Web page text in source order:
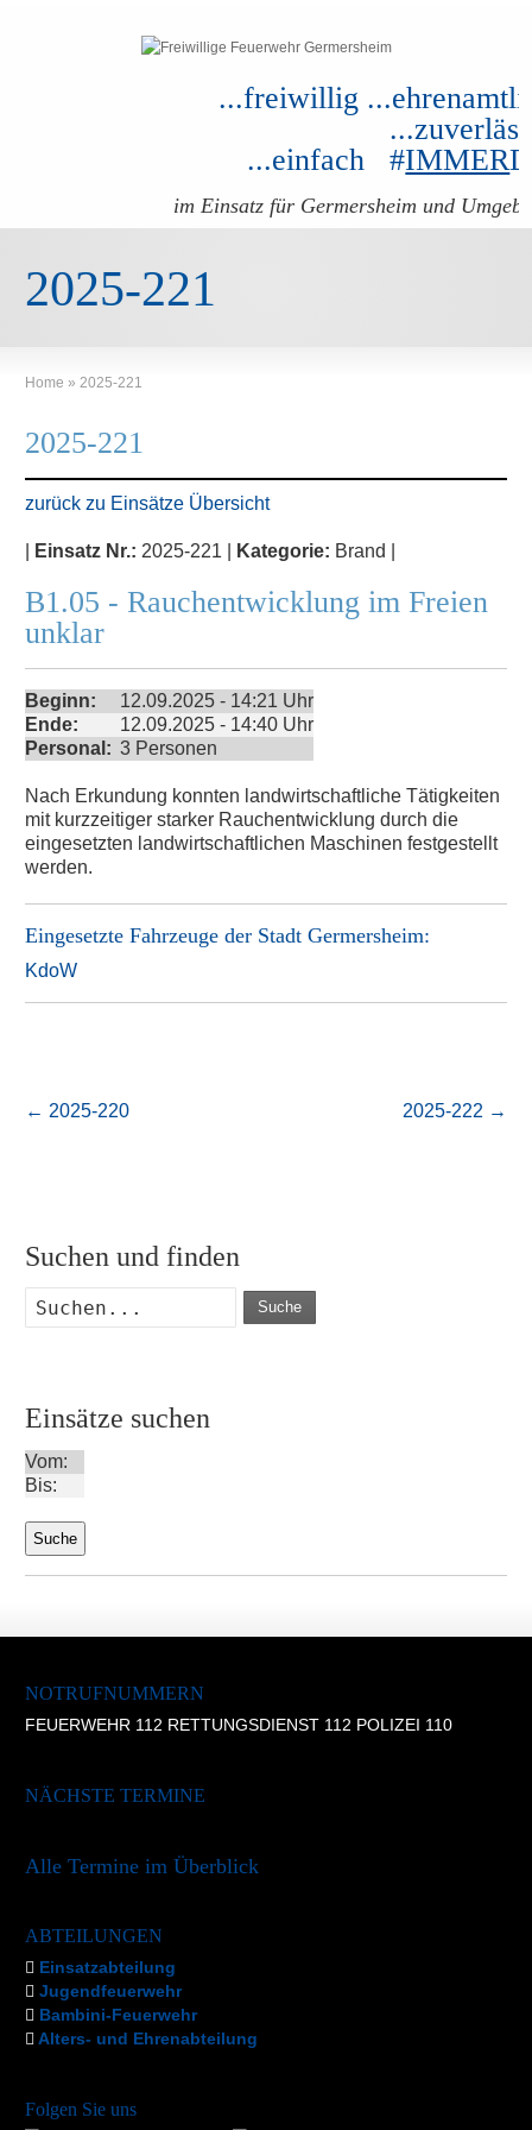
...freiwillig
...einfach #IMMER
im Einsatz für Germersheim und
2025-221
Home » 2025-221
2025-221
zurück zu Einsätze Übersicht
Einsatz Nr.: 2025-221 | Kategorie: Brand |
B1.05 - Rauchentwicklung im Freien
unklar
Beginn:
12.09.2025 - 14:21 Uhr
Ende:
12.09.2025 - 14:40 Uhr
Personal: 3 Personen
Nach Erkundung konnten landwirtschaftliche Tätigkeiten
mit kurzzeitiger starker Rauchentwicklung durch die
eingesetzten landwirtschaftlichen Maschinen festgestellt
werden.
Eingesetzte Fahrzeuge der Stadt Germersheim:
KdoW
← 2025-220 2025-222 →
Suchen und finden
Suche
Einsätze suchen
Vom:
Bis:
NOTRUFNUMMERN
FEUERWEHR 112 RETTUNGSDIENST 112 POLIZEI 110
NÄCHSTE TERMINE
Alle Termine im Überblick
ABTEILUNGEN
Einsatzabteilung
Jugendfeuerwehr
Bambini-Feuerwehr
Alters- und Ehrenabteilung
Folgen Sie uns